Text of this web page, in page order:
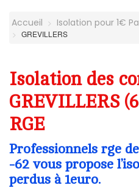
Accueil Isolation pour 1€
GREVILLERS
Isolation des
GREVILLERS
RGE
Professionnels rge
-62 vous propose
perdus à 1euro.